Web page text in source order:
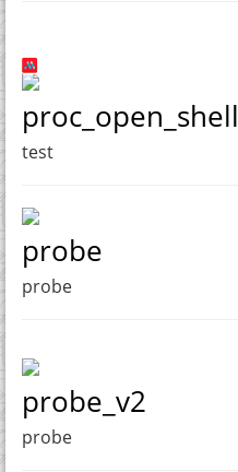
proc_open_shell
test
probe
probe
probe_v2
probe